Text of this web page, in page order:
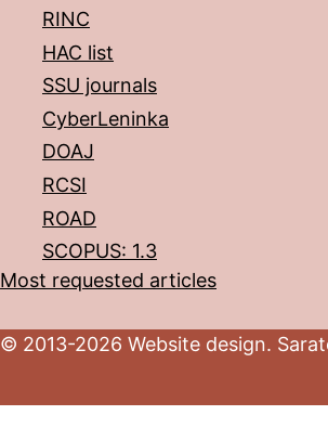
RINC
HAC list
SSU journals
CyberLeninka
DOAJ
RCSI
ROAD
SCOPUS: 1.3
Most requested articles
© 2013-2026 Website design.